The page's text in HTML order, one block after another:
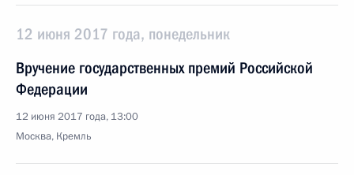
12 июня 2017 года, понедельник
Вручение государственных премий Российской
Федерации
12 июня 2017 года, 13:00
Москва, Кремль